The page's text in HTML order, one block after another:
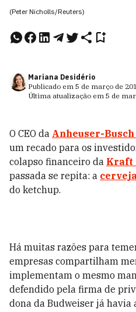
(Peter Nicholls/Reuters)
Mariana Desidério
Publicado em 5 de março de
Última atualização em 5 de
O CEO da Anheuser-
um recado para os
colapso financeiro da Kraft
passada se repita: a cerveja
do ketchup.
Há muitas razões para
empresas compartilham
implementam o mesmo
defendido pela firma de
dona da Budweiser já havia